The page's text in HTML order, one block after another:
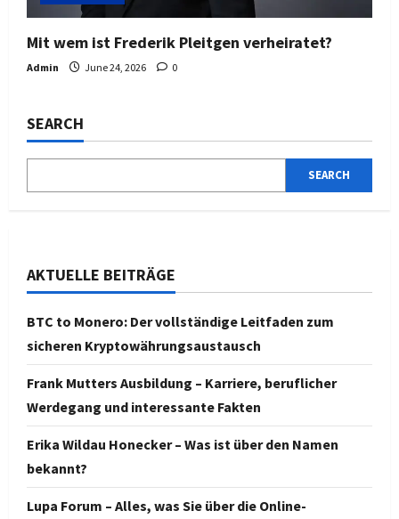
Mit wem ist Frederik Pleitgen verheiratet?
Admin June 24, 2026 0
SEARCH
SEARCH
AKTUELLE BEITRÄGE
BTC to Monero: Der vollständige Leitfaden zum
sicheren Kryptowährungsaustausch
Frank Mutters Ausbildung – Karriere, beruflicher
Werdegang und interessante Fakten
Erika Wildau Honecker – Was ist über den Namen
bekannt?
Lupa Forum – Alles, was Sie über die Online-